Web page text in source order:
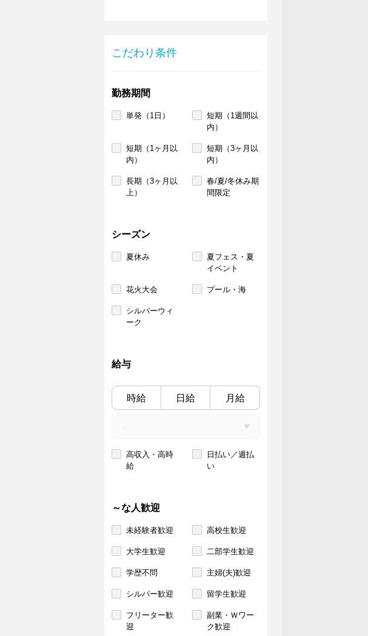
こだわり条件
勤務期間
単発（1日）
短期（1週間以
内）
短期（1ヶ月以
内）
短期（3ヶ月以
内）
長期（3ヶ月以
上）
春/夏/冬休み期
間限定
シーズン
夏休み
夏フェス・夏
イベント
花火大会 プール・海
シルバーウィ
ーク
給与
時給 日給 月給
高収入・高時
給
日払い／週払
い
～な人歓迎
未経験者歓迎 高校生歓迎
大学生歓迎 二部学生歓迎
学歴不問 主婦(夫)歓迎
シルバー歓迎 留学生歓迎
フリーター歓
迎
副業・Ｗワー
ク歓迎